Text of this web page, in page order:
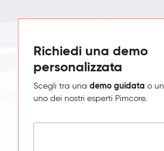
Richiedi una demo
personalizzata
Scegli tra una demo guidata o un
uno dei nostri esperti Pimcore.